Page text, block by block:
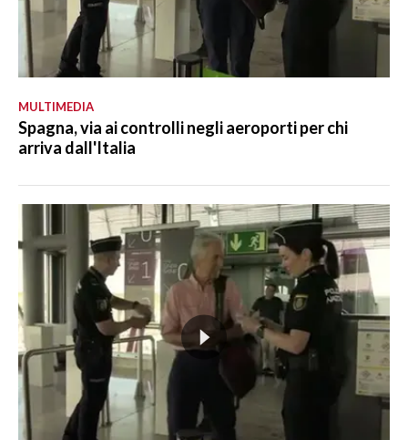
MULTIMEDIA
Spagna, via ai controlli negli aeroporti per chi
arriva dall'Italia